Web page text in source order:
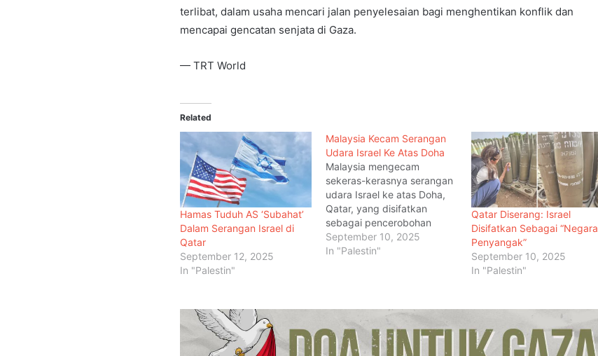
terlibat, dalam usaha mencari jalan penyelesaian bagi menghentikan konflik dan
mencapai gencatan senjata di Gaza.
— TRT World
Related
Hamas Tuduh AS ‘Subahat’
Dalam Serangan Israel di
Qatar
September 12, 2025
In "Palestin"
Malaysia Kecam Serangan
Udara Israel Ke Atas Doha
Malaysia mengecam
sekeras-kerasnya serangan
udara Israel ke atas Doha,
Qatar, yang disifatkan
sebagai pencerobohan
terang-terangan terhadap
kedaulatan sebuah negara
Menteri Datuk Seri Anwar
Ibrahim berkata tindakan itu
membahayakan nyawa
orang awam serta berisiko
September 10, 2025
In "Palestin"
Qatar Diserang: Israel
Disifatkan Sebagai “Negara
Penyangak”
September 10, 2025
In "Palestin"
Menteri Arab dan Islam Bersetuju
Wujud Mekanisme Tetap Dokumentasi
Pelanggaran Israel di Baitulmaqdis
Timur
Hampir 20 Negara Islam Pertimbang
Tindakan Kolektif Tangani
Pelanggaran Israel di Al-Aqsa
Kadar Emigrasi Israel Capai Rekod
Tertinggi, Hampir 270,000 Penduduk
Berpindah Keluar